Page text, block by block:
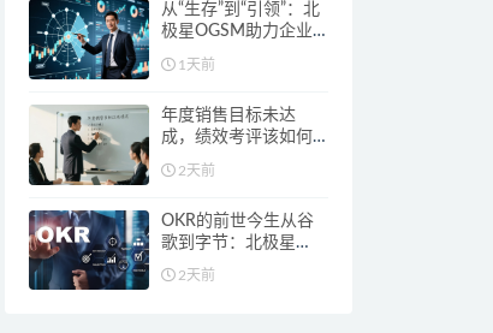
从“生存”到“引领”：北
极星OGSM助力企业
家以超级战略思维构
建长期增长生态
1天前
年度销售目标未达
成，绩效考评该如何
破局？推荐工具：北
极星绩效管理系统
2天前
OKR的前世今生从谷
歌到字节：北极星
OKR系统让目标管理
落地不踩坑
2天前